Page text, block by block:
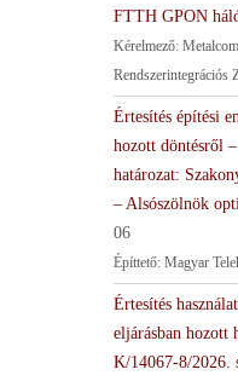
FTTH GPON
Kérelmező:
Rendszerintegrációs
Értesítés építési
hozott döntésről
határozat:
– Alsószölnök
06
Építtető: Magyar
Értesítés
eljárásban hozott
K/14067-8/2026.